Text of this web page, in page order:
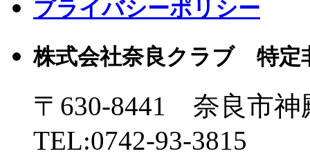
プライバシーポリシー
株式会社奈良クラブ 特定
〒630-8441 奈良市
TEL:0742-93-3815